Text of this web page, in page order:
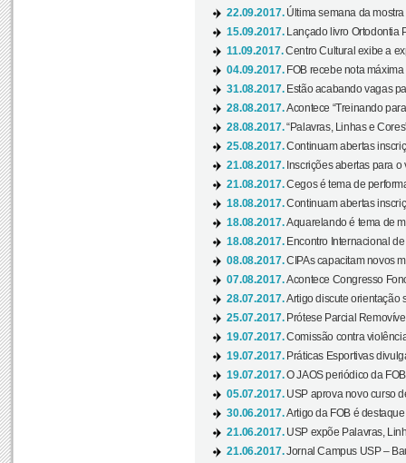
22.09.2017. Última semana da mostra
15.09.2017.
Lançado livro Ortodontia
11.09.2017.Centro Cultural exibe a
04.09.2017. FOB recebe nota
31.08.2017. Estão acabando vagas
28.08.2017.Acontece “Treinando
28.08.2017.“Palavras, Linhas e
25.08.2017.Continuam abertas
21.08.2017. Inscrições abertas para
21.08.2017.Cegos é tema de
18.08.2017.Continuam abertas
18.08.2017.Aquarelando é tema de
18.08.2017. Encontro Internacional
08.08.2017.CIPAs capacitam novos
07.08.2017.Acontece Congresso
28.07.2017.Artigo discute orientação
25.07.2017. Prótese Parcial
19.07.2017.Comissão contra
19.07.2017. Práticas Esportivas
19.07.2017.O JAOS periódico da
05.07.2017. USP aprova novo curso
30.06.2017.Artigo da FOB é
21.06.2017. USP expõe Palavras,
21.06.2017.Jornal Campus USP –